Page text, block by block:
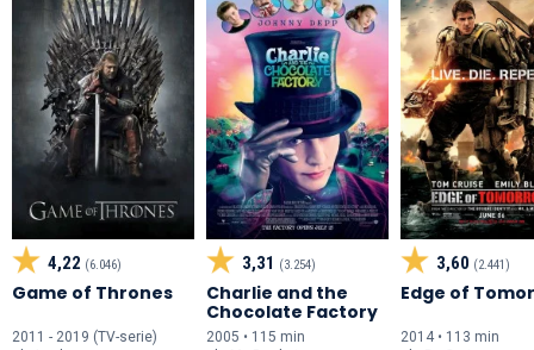
4,22 (6.046)
Game of Thrones
2011 - 2019 (TV-serie)
3,31 (3.254)
Charlie and the
Chocolate Factory
2005 • 115 min
3,60 (2.441)
Edge of
2014 • 113 min